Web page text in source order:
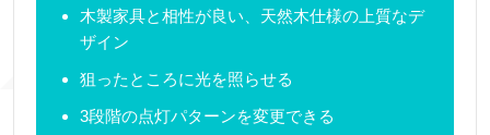
木製家具と相性が良い、天然木仕様の上質なデ
ザイン
狙ったところに光を照らせる
3段階の点灯パターンを変更できる